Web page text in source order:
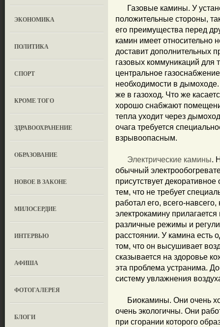
ЭКОНОМИКА
ПОЛИТИКА
СПОРТ
КРОМЕ ТОГО
ЗДРАВООХРАНЕНИЕ
OБРАЗОВАНИЕ
НОВОЕ В ЗАКОНЕ
МИЛОСЕРДИЕ
ИНТЕРВЬЮ
АФИША
ФОТОГАЛЕРЕЯ
БЛОГИ
Газовые камины. У
положительные стороны,
его преимущества перед
камин имеет относительно
доставит дополнительных
газовых коммуникаций для
центральное
необходимости в
же в газоход. Что же
хорошо снабжают
тепла уходит через
очага требуется
взрывоопасным.
Электрические камины.
обычный
присутствует
тем, что не требует
работал его, всего-
электрокамину
различные режимы и
расстоянии. У камина есть
том, что он высушивает
сказывается на здоровье
эта проблема устранима.
систему увлажнения
Биокамины. Они очень
очень экологичны. Они
при сгорании которого